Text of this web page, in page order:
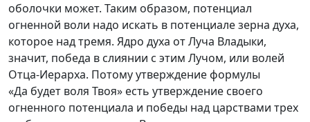
оболочки может. Таким образом, потенциал
огненной воли надо искать в потенциале зерна духа,
которое над тремя. Ядро духа от Луча Владыки,
значит, победа в слиянии с этим Лучом, или волей
Отца-Иерарха. Потому утверждение формулы
«Да будет воля Твоя» есть утверждение своего
огненного потенциала и победы над царствами трех